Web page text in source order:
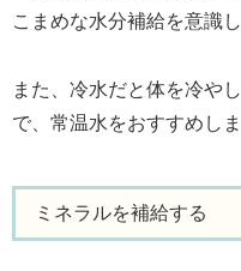
こまめな水分補給を意識し
また、冷水だと体を冷や
で、常温水をおすすめしま
ミネラルを補給する